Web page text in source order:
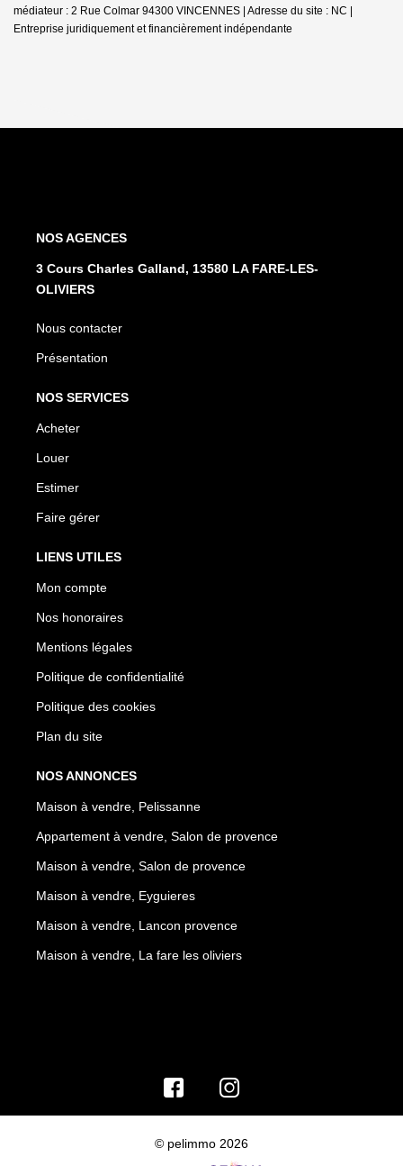
médiateur : 2 Rue Colmar 94300 VINCENNES | Adresse du site : NC |
Entreprise juridiquement et financièrement indépendante
NOS AGENCES
3 Cours Charles Galland, 13580 LA FARE-LES-
OLIVIERS
Nous contacter
Présentation
NOS SERVICES
Acheter
Louer
Estimer
Faire gérer
LIENS UTILES
Mon compte
Nos honoraires
Mentions légales
Politique de confidentialité
Politique des cookies
Plan du site
NOS ANNONCES
Maison à vendre, Pelissanne
Appartement à vendre, Salon de provence
Maison à vendre, Salon de provence
Maison à vendre, Eyguieres
Maison à vendre, Lancon provence
Maison à vendre, La fare les oliviers
© pelimmo 2026